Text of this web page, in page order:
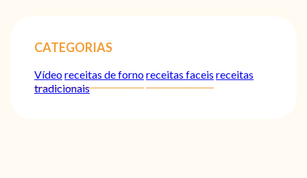
CATEGORIAS
Vídeoreceitas de fornoreceitas faceis receitas
tradicionais